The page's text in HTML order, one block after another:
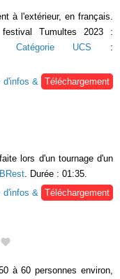
à l'extérieur, en français.
Tumultes 2023 :
Catégorie UCS :
d'infos &
Téléchargement
lors d'un tournage d'un
. Durée : 01:35.
d'infos &
Téléchargement
à 60 personnes environ,